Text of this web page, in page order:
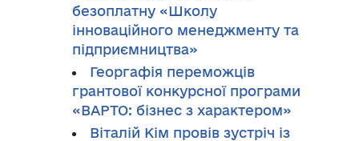
безоплатну «Школу
інноваційного менеджменту та
підприємництва»
Георгафія переможців
грантової конкурсної програми
«ВАРТО: бізнес з характером»
Віталій Кім провів зустріч із